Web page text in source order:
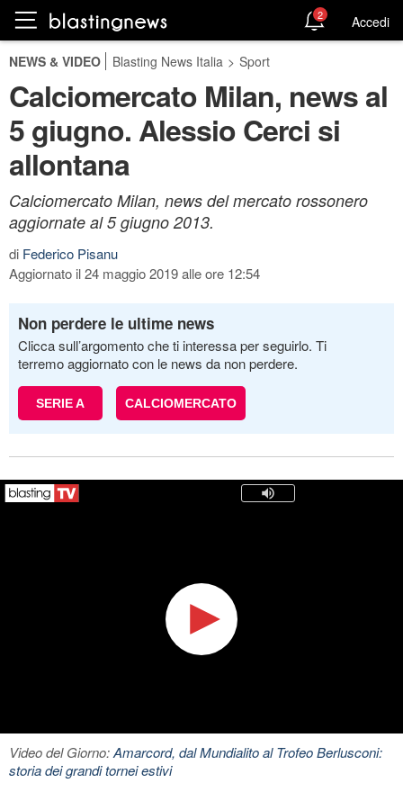
2 Accedi
NEWS & VIDEO Blasting News Italia > Sport
Calciomercato Milan, news al
5 giugno. Alessio Cerci si
allontana
Calciomercato Milan, news del mercato rossonero
aggiornate al 5 giugno 2013.
di Federico Pisanu
Aggiornato il 24 maggio 2019 alle ore 12:54
Non perdere le ultime news
Clicca sull’argomento che ti interessa per seguirlo. Ti
terremo aggiornato con le news da non perdere.
SERIE A CALCIOMERCATO
Video del Giorno:Amarcord, dal Mundialito al Trofeo Berlusconi:
storia dei grandi tornei estivi